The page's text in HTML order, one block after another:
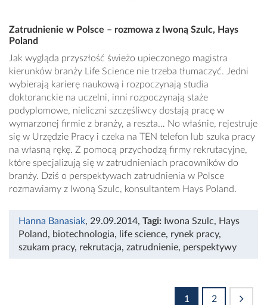
Zatrudnienie w Polsce – rozmowa z Iwoną Szulc, Hays
Poland
Jak wygląda przyszłość świeżo upieczonego magistra
kierunków branży Life Science nie trzeba tłumaczyć. Jedni
wybierają karierę naukową i rozpoczynają studia
doktoranckie na uczelni, inni rozpoczynają staże
podyplomowe, nieliczni szczęśliwcy dostają pracę w
wymarzonej firmie z branży, a reszta… No właśnie, rejestruje
się w Urzędzie Pracy i czeka na TEN telefon lub szuka pracy
na własną rękę. Z pomocą przychodzą firmy rekrutacyjne,
które specjalizują się w zatrudnieniach pracowników do
branży. Dziś o perspektywach zatrudnienia w Polsce
rozmawiamy z Iwoną Szulc, konsultantem Hays Poland.
Hanna Banasiak, 29.09.2014, Tagi: Iwona Szulc, Hays
Poland, biotechnologia, life science, rynek pracy,
szukam pracy, rekrutacja, zatrudnienie, perspektywy
1 2